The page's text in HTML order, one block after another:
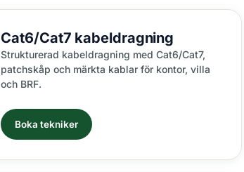
Cat6/Cat7 kabeldragning
Strukturerad kabeldragning med Cat6/Cat7,
patchskåp och märkta kablar för kontor, villa
och BRF.
Boka tekniker